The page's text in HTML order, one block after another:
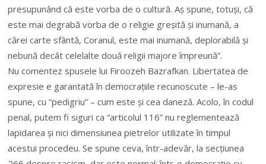
presupunând că este vorba de o cultură. Aș spune, totuși, că
este mai degrabă vorba de o religie greșită și inumană, a
cărei carte sfântă, Coranul, este mai inumană, deplorabilă și
nebună decât celelalte două religii majore împreună”.
Nu comentez spusele lui Firoozeh Bazrafkan. Libertatea de
expresie e garantată în democrațiile recunoscute – le-as
spune, cu “pedigriu” – cum este și cea daneză. Acolo, în codul
penal, putem fi siguri ca “articolul 116” nu reglementează
lapidarea și nici dimensiunea pietrelor utilizate în timpul
acestui procedeu. Se spune ceva, într-adevăr, la secțiunea